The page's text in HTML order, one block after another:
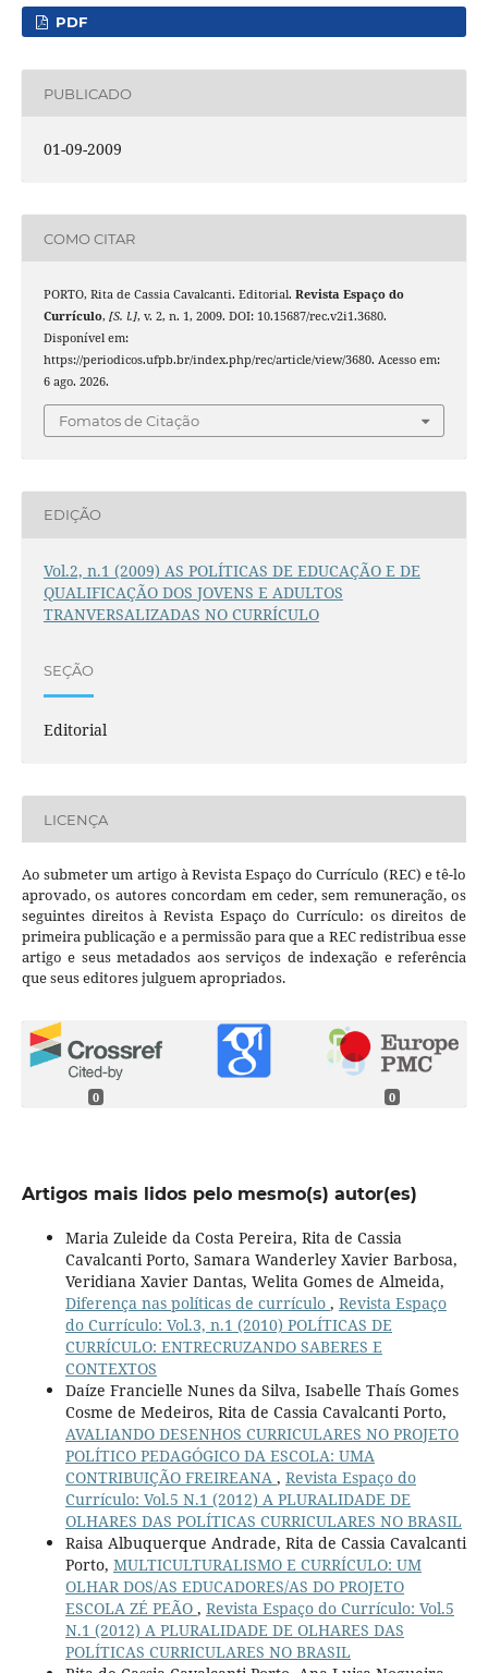
PDF
PUBLICADO
01-09-2009
COMO CITAR
PORTO, Rita de Cassia Cavalcanti. Editorial. Revista Espaço do
Currículo, [S. l.], v. 2, n. 1, 2009. DOI: 10.15687/rec.v2i1.3680.
Disponível em:
https://periodicos.ufpb.br/index.php/rec/article/view/3680. Acesso em:
6 ago. 2026.
Fomatos de Citação
EDIÇÃO
Vol.2, n.1 (2009) AS POLÍTICAS DE EDUCAÇÃO E DE
QUALIFICAÇÃO DOS JOVENS E ADULTOS
TRANVERSALIZADAS NO CURRÍCULO
SEÇÃO
Editorial
LICENÇA
Ao submeter um artigo à Revista Espaço do Currículo (REC) e tê-lo
aprovado, os autores concordam em ceder, sem remuneração, os
seguintes direitos à Revista Espaço do Currículo: os direitos de
primeira publicação e a permissão para que a REC redistribua esse
artigo e seus metadados aos serviços de indexação e referência
que seus editores julguem apropriados.
0 0
Artigos mais lidos pelo mesmo(s) autor(es)
Maria Zuleide da Costa Pereira, Rita de Cassia
Cavalcanti Porto, Samara Wanderley Xavier Barbosa,
Veridiana Xavier Dantas, Welita Gomes de Almeida,
Diferença nas políticas de currículo , Revista Espaço
do Currículo: Vol.3, n.1 (2010) POLÍTICAS DE
CURRÍCULO: ENTRECRUZANDO SABERES E
CONTEXTOS
Daíze Francielle Nunes da Silva, Isabelle Thaís Gomes
Cosme de Medeiros, Rita de Cassia Cavalcanti Porto,
AVALIANDO DESENHOS CURRICULARES NO PROJETO
POLÍTICO PEDAGÓGICO DA ESCOLA: UMA
CONTRIBUIÇÃO FREIREANA , Revista Espaço do
Currículo: Vol.5 N.1 (2012) A PLURALIDADE DE
OLHARES DAS POLÍTICAS CURRICULARES NO BRASIL
Raisa Albuquerque Andrade, Rita de Cassia Cavalcanti
Porto, MULTICULTURALISMO E CURRÍCULO: UM
OLHAR DOS/AS EDUCADORES/AS DO PROJETO
ESCOLA ZÉ PEÃO , Revista Espaço do Currículo: Vol.5
N.1 (2012) A PLURALIDADE DE OLHARES DAS
POLÍTICAS CURRICULARES NO BRASIL